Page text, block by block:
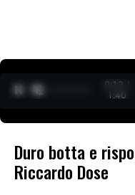
0:12 /
1:40
Duro botta e
Riccardo Dose